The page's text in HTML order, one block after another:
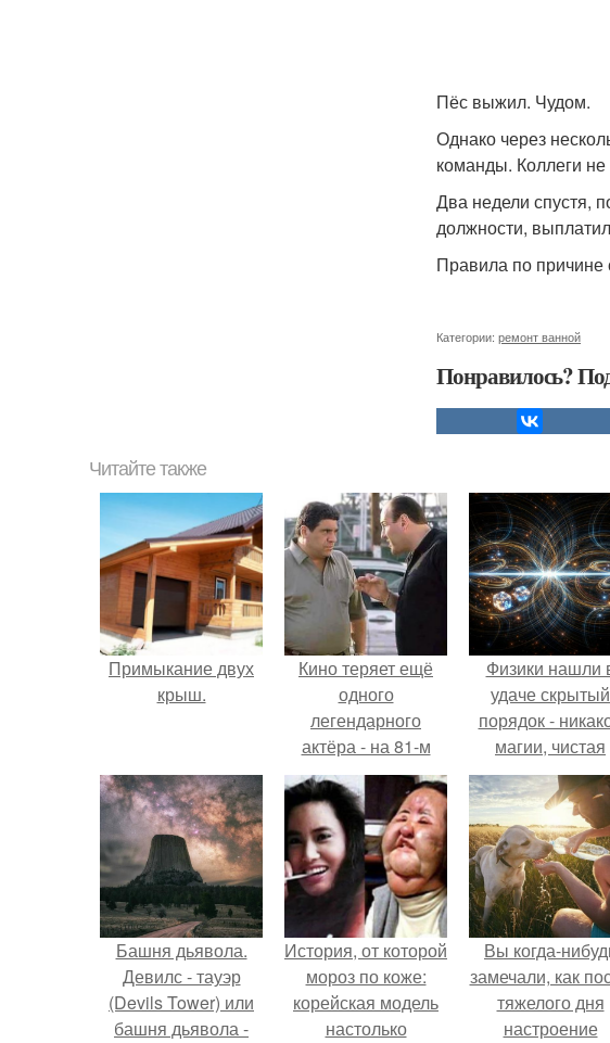
Пёс выжил. Чудом.
Однако через
команды. Коллеги
Два недели спустя,
должности,
Правила по причине
Категории: ремонт ванной
Понравилось?
Читайте также
Примыкание двух
крыш.
Кино теряет ещё
одного
легендарного
актёра - на 81-м
году жизни не стало
Винсента пасторе.
Физики нашли
удаче скрытый
порядок -
магии, чистая
квантовая
механика.
Башня дьявола.
Девилс - тауэр
(Devils Tower) или
башня дьявола -
История, от которой
мороз по коже:
корейская модель
настолько
Вы когда-
замечали, как
тяжелого дня
настроение